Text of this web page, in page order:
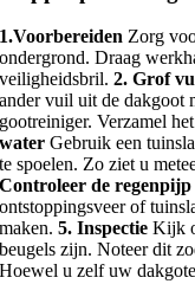
1.Voorbereiden Zorg
ondergrond. Draag
veiligheidsbril.2. Grof
ander vuil uit de dakgoot
gootreiniger. Verzamel
water Gebruik een
te spoelen. Zo ziet u
Controleer de regenpijp
ontstoppingsveer of
maken.5. Inspectie Kijk
beugels zijn. Noteer dit
Hoewel u zelf uw